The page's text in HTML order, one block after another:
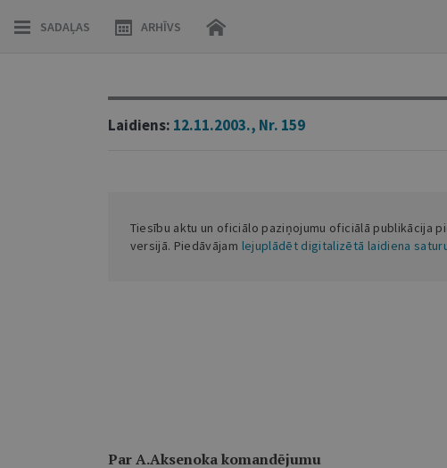
SADAĻAS ARHĪVS
Laidiens: 12.11.2003., Nr. 159
Tiesību aktu un oficiālo paziņojumu oficiālā publikācija
versijā. Piedāvājam lejuplādēt digitalizētā laidiena
Par A.Aksenoka komandējumu